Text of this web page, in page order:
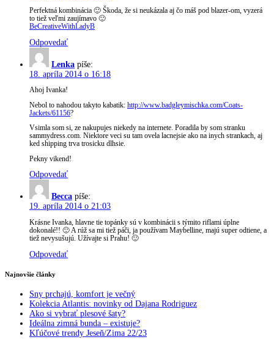
Perfektná kombinácia 🙂 Škoda, že si neukázala aj čo máš pod blazer-om, vyzerá
to tiež veľmi zaujímavo 🙂
BeCreativeWithLadyB
Odpovedať
Lenka píše:
18. apríla 2014 o 16:18
Ahoj Ivanka!
Nebol to nahodou takyto kabatik: http://www.badgleymischka.com/Coats-
Jackets/61156?
Vsimla som si, ze nakupujes niekedy na internete. Poradila by som stranku
sammydress.com. Niektore veci su tam ovela lacnejsie ako na inych strankach, aj
ked shipping trva trosicku dlhsie.
Pekny vikend!
Odpovedať
Becca píše:
19. apríla 2014 o 21:03
Krásne Ivanka, hlavne tie topánky sú v kombinácii s týmito riflami úplne
dokonalé!! 🙂 A rúž sa mi tiež páči, ja používam Maybelline, majú super odtiene, a
tiež nevysušujú. Užívajte si Prahu! 🙂
Odpovedať
Najnovšie články
Sny prchajú, komfort je večný
Kolekcia Atlantis: novinky od Dajana Rodriguez
Ako si vybrať plesové šaty?
Ideálna zimná bunda – existuje?
Kľúčové trendy Jeseň/Zima 22/23